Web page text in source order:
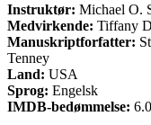
Instruktør: Michael O.
Medvirkende: Tiffany
Manuskriptforfatter:
Tenney
Land: USA
Sprog: Engelsk
IMDB-bedømmelse: 6.0